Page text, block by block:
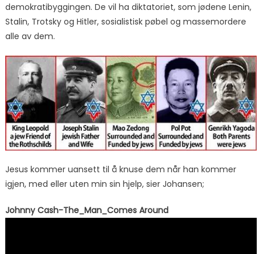
demokratibyggingen. De vil ha diktatoriet, som jødene Lenin,
Stalin, Trotsky og Hitler, sosialistisk pøbel og massemordere
alle av dem.
Jesus kommer uansett til å knuse dem når han kommer
igjen, med eller uten min sin hjelp, sier Johansen;
Johnny Cash-The_Man_Comes Around